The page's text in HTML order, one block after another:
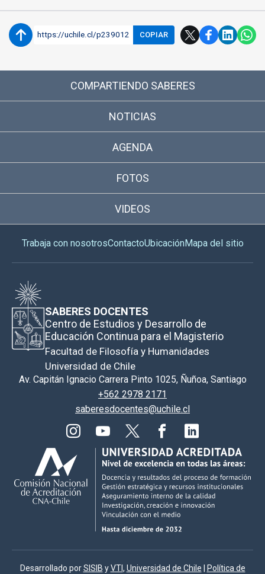
https://uchile.cl/p239012 COPIAR
COMPARTIENDO SABERES
NOTICIAS
AGENDA
FOTOS
VIDEOS
Trabaja con nosotrosContactoUbicación Mapa del sitio
SABERES DOCENTES
Centro de Estudios y Desarrollo de
Educación Continua para el Magisterio
Facultad de Filosofía y Humanidades
Universidad de Chile
Av. Capitán Ignacio Carrera Pinto 1025, Ñuñoa, Santiago
+562 2978 2171
saberesdocentes@uchile.cl
Desarrollado porSISIB yVTI, Universidad de Chile Política de